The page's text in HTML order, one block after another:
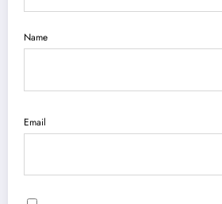
Name
Email